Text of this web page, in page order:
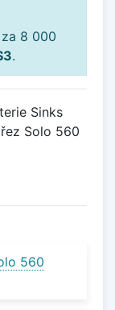
8 000
.
Sinks
Solo 560
560